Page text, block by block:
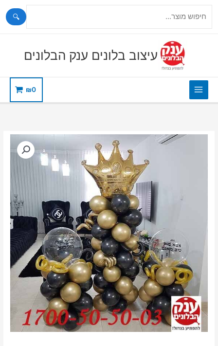
🔍
עיצוב בלונים ענק הבלונים
₪0